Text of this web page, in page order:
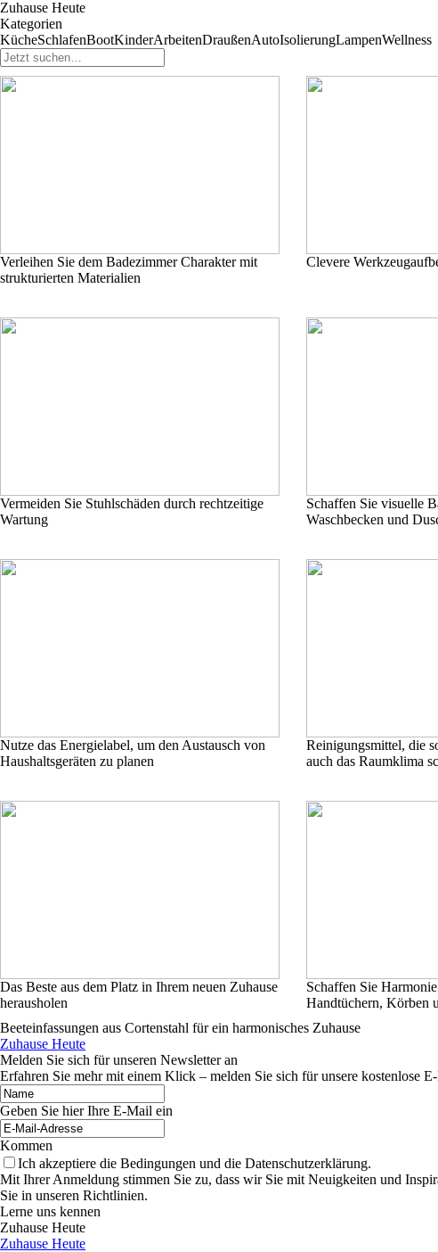
Zuhause Heute
Kategorien
KücheSchlafenBootKinderArbeitenDraußenAutoIsolierungLampenWellness
Verleihen Sie dem Badezimmer Charakter mit
strukturierten Materialien
Clevere
Vermeiden Sie Stuhlschäden durch rechtzeitige
Wartung
Schaffen Sie visuelle
Waschbecken und
Nutze das Energielabel, um den Austausch von
Haushaltsgeräten zu planen
Reinigungsmittel, die
auch das Raumklima
Das Beste aus dem Platz in Ihrem neuen Zuhause
herausholen
Schaffen Sie
Handtüchern, Körben
Beeteinfassungen aus Cortenstahl für ein harmonisches Zuhause
Zuhause Heute
Melden Sie sich für unseren Newsletter an
Erfahren Sie mehr mit einem Klick – melden Sie sich für unsere kostenlose
Geben Sie hier Ihre E-Mail ein
Kommen
Ich akzeptiere die Bedingungen und die Datenschutzerklärung.
Mit Ihrer Anmeldung stimmen Sie zu, dass wir Sie mit Neuigkeiten und
Sie in unseren Richtlinien.
Lerne uns kennen
Zuhause Heute
Zuhause Heute